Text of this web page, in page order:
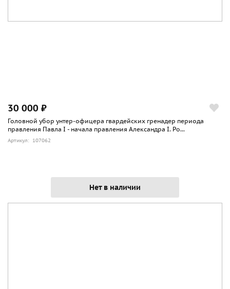
30 000 ₽
Головной убор унтер-офицера гвардейских гренадер периода
правления Павла I - начала правления Александра I. Ро...
Артикул: 107062
Нет в наличии